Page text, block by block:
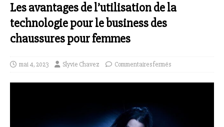
Les avantages de l’utilisation de la
technologie pour le business des
chaussures pour femmes
mai 4, 2023 Slyvie Chavez Commentaires fermés